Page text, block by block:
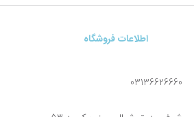
اطلاعات فروشگاه
03136626660